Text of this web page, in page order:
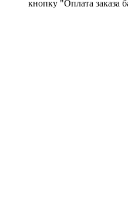
кнопку "Оплата заказа